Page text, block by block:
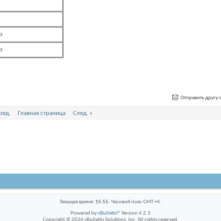
Отправить другу
Главная страница След. »
Текущее время: 15:55. Часовой пояс GMT +4.
Powered byvBulletin® Version 4.2.3
Copyright © 2026 vBulletin Solutions, Inc. All rights reserved.